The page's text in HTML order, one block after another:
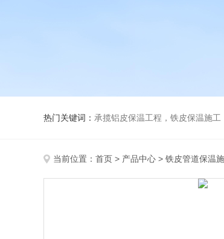
热门关键词： 承揽铝皮保温工程，铁皮保温施
当前位置： 首页 > 产品中心 > 铁皮管道保温